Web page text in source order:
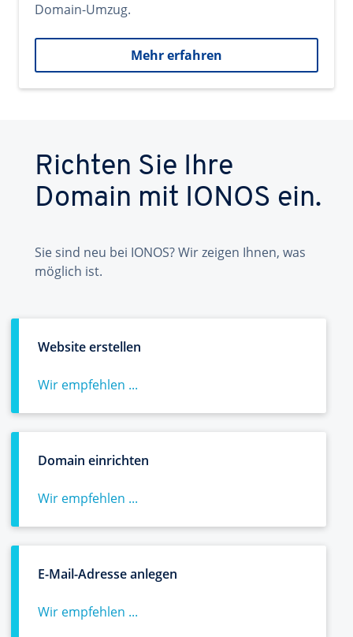
Domain-Umzug.
Mehr erfahren
Richten Sie Ihre
Domain mit IONOS ein.
Sie sind neu bei IONOS? Wir zeigen Ihnen, was
möglich ist.
Website erstellen
Wir empfehlen ...
Domain einrichten
Wir empfehlen ...
E-Mail-Adresse anlegen
Wir empfehlen ...